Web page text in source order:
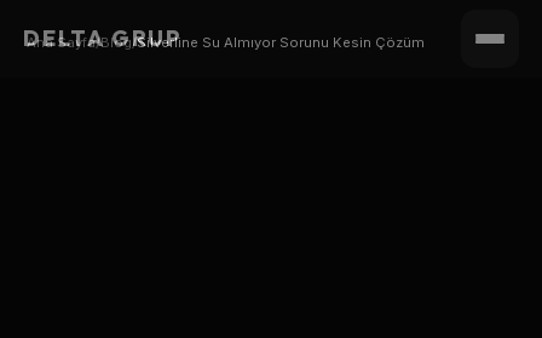
DELTA GRUP
Ana Sayfa/Blog/Silverline Su Almıyor Sorunu Kesin Çözüm